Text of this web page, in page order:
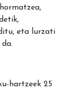
eta lurzati
hartzeek 25